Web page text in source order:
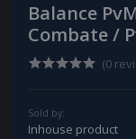
Balance
Combate /
(0
Sold by:
Inhouse product